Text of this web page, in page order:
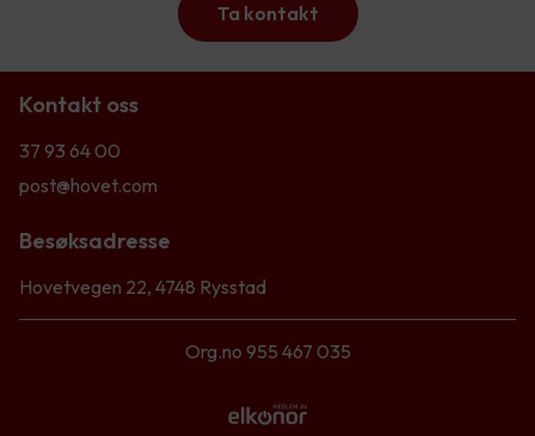
Ta kontakt
Kontakt oss
37 93 64 00
post@hovet.com
Besøksadresse
Hovetvegen 22, 4748 Rysstad
Org.no 955 467 035